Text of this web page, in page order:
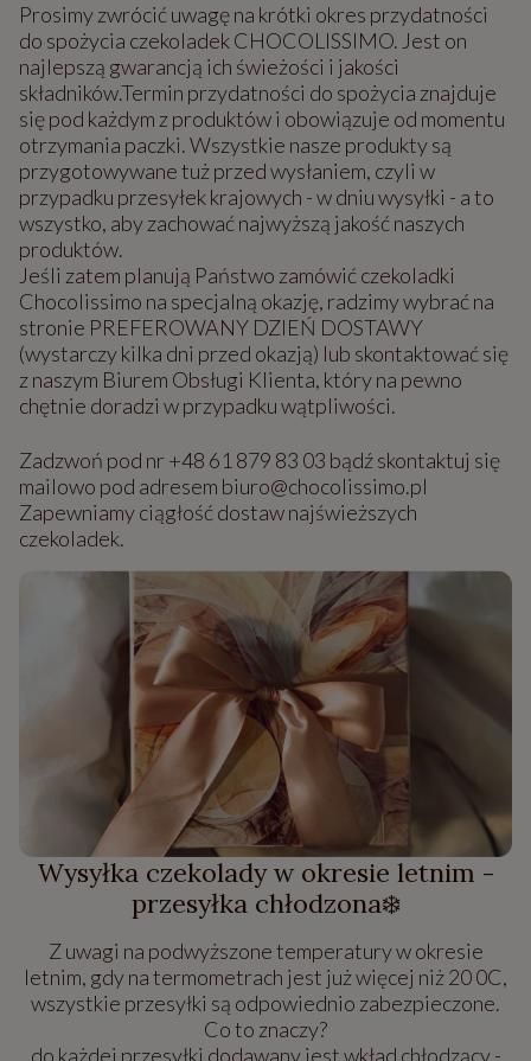
Prosimy zwrócić uwagę na krótki okres przydatności
do spożycia czekoladek CHOCOLISSIMO. Jest on
najlepszą gwarancją ich świeżości i jakości
składników.Termin przydatności do spożycia znajduje
się pod każdym z produktów i obowiązuje od momentu
otrzymania paczki. Wszystkie nasze produkty są
przygotowywane tuż przed wysłaniem, czyli w
przypadku przesyłek krajowych - w dniu wysyłki - a to
wszystko, aby zachować najwyższą jakość naszych
produktów.
Jeśli zatem planują Państwo zamówić czekoladki
Chocolissimo na specjalną okazję, radzimy wybrać na
stronie PREFEROWANY DZIEŃ DOSTAWY
(wystarczy kilka dni przed okazją) lub skontaktować się
z naszym Biurem Obsługi Klienta, który na pewno
chętnie doradzi w przypadku wątpliwości.
Zadzwoń pod nr +48 61 879 83 03 bądź skontaktuj się
mailowo pod adresem biuro@chocolissimo.pl
Zapewniamy ciągłość dostaw najświeższych
czekoladek.
Wysyłka czekolady w okresie letnim -
przesyłka chłodzona❄️
Z uwagi na podwyższone temperatury w okresie
letnim, gdy na termometrach jest już więcej niż 20 0C,
wszystkie przesyłki są odpowiednio zabezpieczone.
Co to znaczy?
do każdej przesyłki dodawany jest wkład chłodzący -